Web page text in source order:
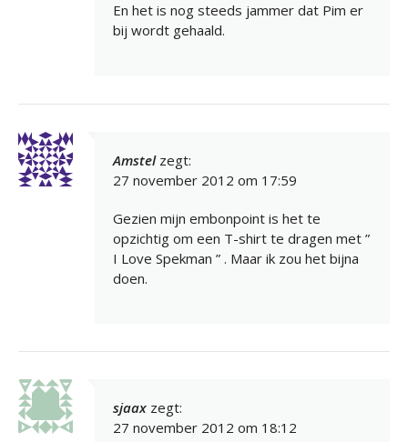
En het is nog steeds jammer dat Pim er
bij wordt gehaald.
Amstel zegt:
27 november 2012 om 17:59
Gezien mijn embonpoint is het te
opzichtig om een T-shirt te dragen met ”
I Love Spekman ” . Maar ik zou het bijna
doen.
sjaax zegt:
27 november 2012 om 18:12